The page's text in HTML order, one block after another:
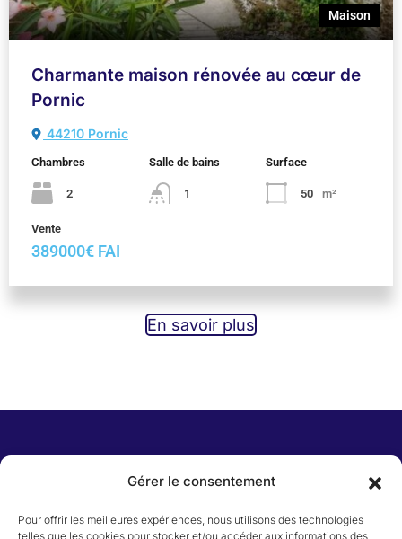
Gérer le consentement
Pour offrir les meilleures expériences, nous utilisons des technologies
telles que les cookies pour stocker et/ou accéder aux informations des
Maison
Charmante maison rénovée au cœur de
Pornic
44210 Pornic
Chambres
2
Salle de bains
1
Surface
50 m²
Vente
389000€ FAI
En savoir plus